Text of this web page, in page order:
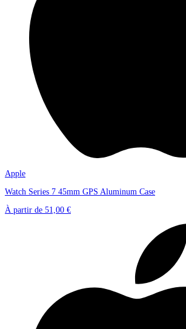
Apple
Watch Series 7 45mm GPS Aluminum Case
À partir de 51,00 €